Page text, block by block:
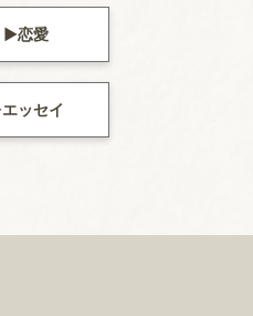
恋愛
エッセイ